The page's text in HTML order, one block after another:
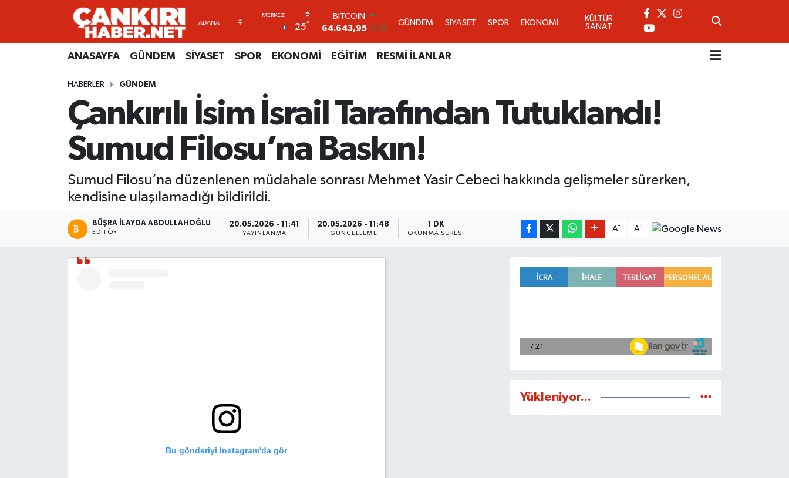
25°
DOLAR
47,6006 0.06
55,0250 0.02
6500.87
BİST100
13.799 70
BITCOIN
64.643,95 0.16
GÜNDEM SİYASET SPOR EKONOMİ
KÜLTÜR
SANAT
ANASAYFA GÜNDEM SİYASET SPOR EKONOMİ EĞİTİM RESMİ İLANLAR
HABERLER GÜNDEM
Çankırılı İsim İsrail Tarafından Tutuklandı!
Sumud Filosu’na Baskın!
Sumud Filosu’na düzenlenen müdahale sonrası Mehmet Yasir Cebeci hakkında gelişmeler sürerken,
kendisine ulaşılamadığı bildirildi.
BÜŞRA İLAYDA ABDULLAHOĞLU
EDITÖR
20.05.2026 - 11:41
YAYINLANMA
20.05.2026 - 11:48
GÜNCELLEME
1 DK
OKUNMA SÜRESI
A- A+
Bu gönderiyi Instagram'da gör
Yükleniyor...
ANASAYFA
SİYASET
RESMİ İLANLAR
Künye
Gizlilik Sözleşmesi
BİYOGRAFİLER
GÜNDEM
Merkez Hava Durumu
Süper Lig Puan Durumu ve Fikstür
Tüm Manşetler
Haber Arşivi